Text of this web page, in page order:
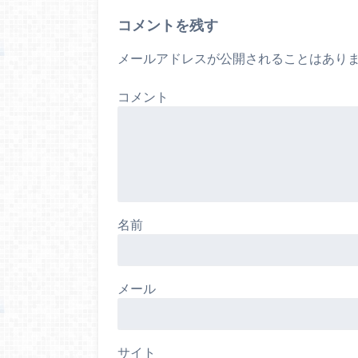
コメントを残す
メールアドレスが公開されることはあり
コメント
名前
メール
サイト